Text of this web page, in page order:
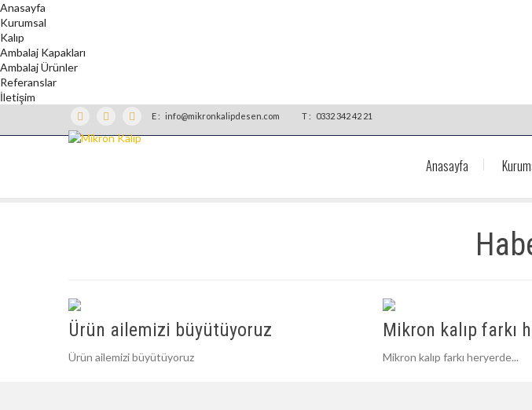
Anasayfa
Kurumsal
Kalıp
Ambalaj Kapakları
Ambalaj Ürünler
Referanslar
İletişim
E : info@mikronkalipdesen.com T : 0332 342 42 21
Anasayfa
Ürün ailemizi büyütüyoruz
Ürün ailemizi büyütüyoruz
Mikron kalıp farkı
Mikron kalıp farkı heryerde...